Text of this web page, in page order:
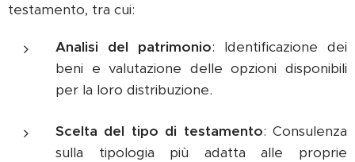
testamento, tra cui:
Analisi del patrimonio: Identificazione dei
beni e valutazione delle opzioni disponibili
per la loro distribuzione.
Scelta del tipo di testamento: Consulenza
sulla tipologia più adatta alle proprie